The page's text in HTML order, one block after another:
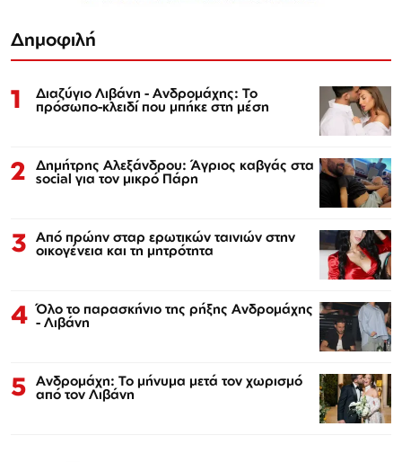
Δημοφιλή
1 Διαζύγιο Λιβάνη - Ανδρομάχης: Το
πρόσωπο-κλειδί που μπήκε στη μέση
2 Δημήτρης Αλεξάνδρου: Άγριος καβγάς στα
social για τον μικρό Πάρη
3 Από πρώην σταρ ερωτικών ταινιών στην
οικογένεια και τη μητρότητα
4 Όλο το παρασκήνιο της ρήξης Ανδρομάχης
- Λιβάνη
5 Ανδρομάχη: Το μήνυμα μετά τον χωρισμό
από τον Λιβάνη